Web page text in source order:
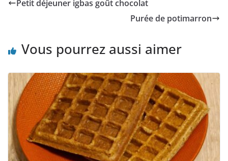
Petit déjeuner igbas goût chocolat
Purée de potimarron
Vous pourrez aussi aimer